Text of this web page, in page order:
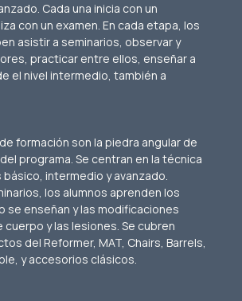
Cada una inicia con un
con un examen. En cada etapa, los
asistir a seminarios, observar y
practicar entre ellos, enseñar a
el nivel intermedio, también a
formación son la piedra angular de
programa. Se centran en la técnica
intermedio y avanzado.
los alumnos aprenden los
se enseñan y las modificaciones
y las lesiones. Se cubren
del Reformer, MAT, Chairs, Barrels,
y accesorios clásicos.